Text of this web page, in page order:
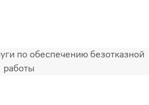
Вход в системуКазахстан
по обеспечению безотказной
работы